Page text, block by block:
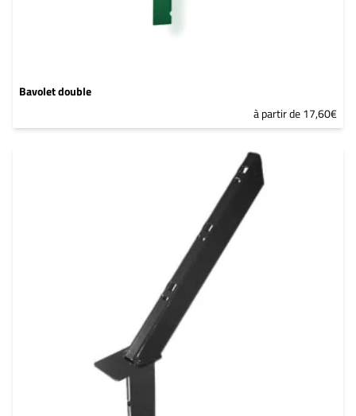
Bavolet double
à partir de 17,60€